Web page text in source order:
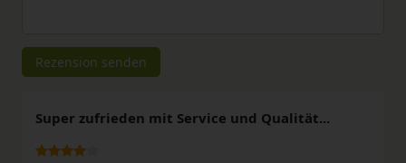
Rezensionstext
Rezension senden
Super zufrieden mit Service und Qualität...